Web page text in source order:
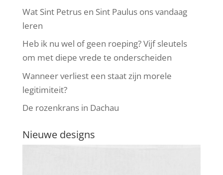
Wat Sint Petrus en Sint Paulus ons vandaag
leren
Heb ik nu wel of geen roeping? Vijf sleutels
om met diepe vrede te onderscheiden
Wanneer verliest een staat zijn morele
legitimiteit?
De rozenkrans in Dachau
Nieuwe designs